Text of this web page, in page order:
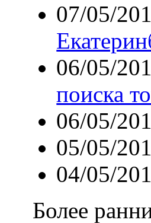
07/05/
06/05/
поиска
06/05/
05/05/
04/05/
Более